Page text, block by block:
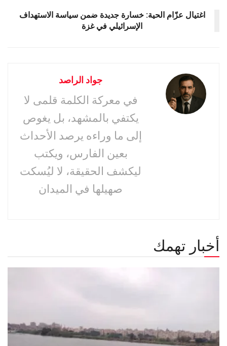
اغتيال عزّام الحية: خسارة جديدة ضمن سياسة الاستهداف
الإسرائيلي في غزة
جواد الراصد
في معركة الكلمة قلمى لا
يكتفي بالمشهد، بل يغوص
إلى ما وراءه يرصد الأحداث
بعين الفارس، ويكتب
ليكشف الحقيقة، لا ليُسكت
صهيلها في الميدان
أخبار تهمك